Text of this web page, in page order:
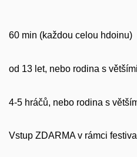
60 min (každou celou hdoinu)
od 13 let, nebo rodina s
4-5 hráčů, nebo rodina s
Vstup ZDARMA v rámci